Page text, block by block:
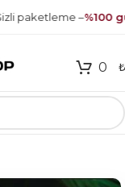
paketleme –%100
0 ₺